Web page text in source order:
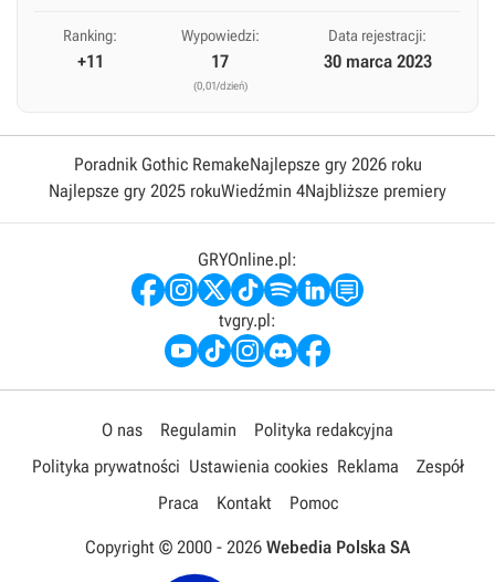
Ranking:
+11
Wypowiedzi:
17
(0,01/dzień)
Data rejestracji:
30 marca 2023
Poradnik Gothic RemakeNajlepsze gry 2026 roku
Najlepsze gry 2025 rokuWiedźmin 4Najbliższe premiery
GRYOnline.pl:
tvgry.pl:
O nas Regulamin
Polityka redakcyjna
Polityka prywatności Ustawienia cookies Reklama
Zespół
Praca
Kontakt Pomoc
Copyright © 2000 - 2026 Webedia Polska SA